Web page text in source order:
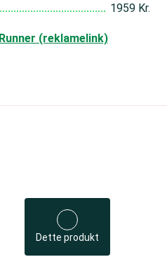
1959 Kr.
(reklamelink)
Dette produkt